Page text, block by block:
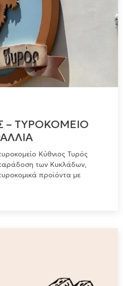
– ΤΥΡΟΚΟΜΕΙΟ
Κύθνιος Τυρός
παράδοση των Κυκλάδων,
προϊόντα με